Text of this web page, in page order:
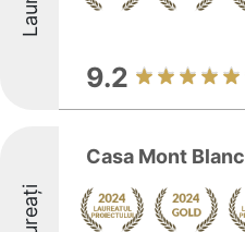
9.2
Casa Mont Blanc